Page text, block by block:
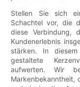
Stellen Sie sich
Schachtel vor, die
diese Verbindung,
Kundenerlebnis
stärken. In
gestaltete
aufwerten. Wir
Markenbekanntheit,